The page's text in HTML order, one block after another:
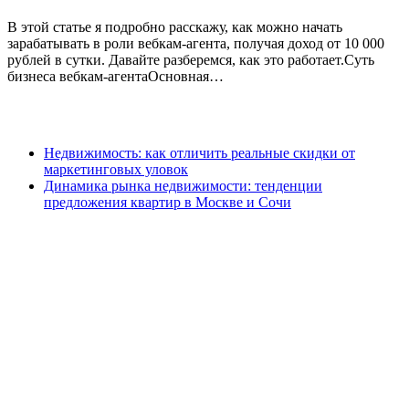
В этой статье я подробно расскажу, как можно начать
зарабатывать в роли вебкам-агента, получая доход от 10 000
рублей в сутки. Давайте разберемся, как это работает.Суть
бизнеса вебкам-агентаОсновная…
Недвижимость: как отличить реальные скидки от
маркетинговых уловок
Динамика рынка недвижимости: тенденции
предложения квартир в Москве и Сочи